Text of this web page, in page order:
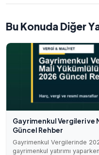
Bu Konuda Diğer
Gayrimenkul Vergileri ve
Güncel Rehber
Gayrimenkul Vergilerinde
gayrimenkul yatırımı